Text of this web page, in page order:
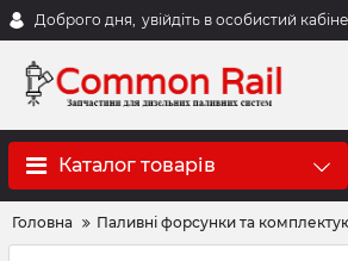
Доброго дня, увійдіть в особистий
Каталог товарів
Головна Паливні форсунки та